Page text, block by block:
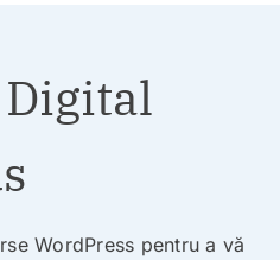
Digital
WordPress pentru a vă